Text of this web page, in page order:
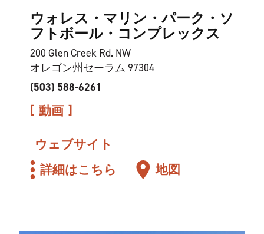
ウォレス・マリン・パーク・ソ
フトボール・コンプレックス
200 Glen Creek Rd. NW
オレゴン州セーラム 97304
(503) 588-6261
動画
ウェブサイト
詳細はこちら
地図